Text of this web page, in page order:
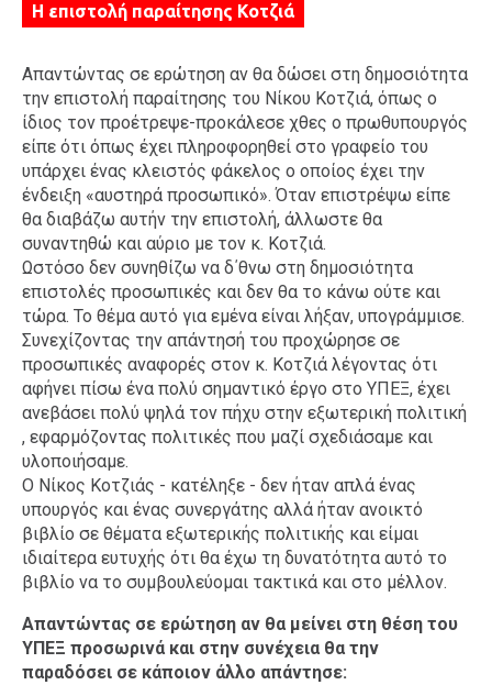
Η επιστολή παραίτησης Κοτζιά
Απαντώντας σε ερώτηση αν θα δώσει στη δημοσιότητα
την επιστολή παραίτησης του Νίκου Κοτζιά, όπως ο
ίδιος τον προέτρεψε-προκάλεσε χθες ο πρωθυπουργός
είπε ότι όπως έχει πληροφορηθεί στο γραφείο του
υπάρχει ένας κλειστός φάκελος ο οποίος έχει την
ένδειξη «αυστηρά προσωπικό». Όταν επιστρέψω είπε
θα διαβάζω αυτήν την επιστολή, άλλωστε θα
συναντηθώ και αύριο με τον κ. Κοτζιά.
Ωστόσο δεν συνηθίζω να δ΄θνω στη δημοσιότητα
επιστολές προσωπικές και δεν θα το κάνω ούτε και
τώρα. Το θέμα αυτό για εμένα είναι λήξαν, υπογράμμισε.
Συνεχίζοντας την απάντησή του προχώρησε σε
προσωπικές αναφορές στον κ. Κοτζιά λέγοντας ότι
αφήνει πίσω ένα πολύ σημαντικό έργο στο ΥΠΕΞ, έχει
ανεβάσει πολύ ψηλά τον πήχυ στην εξωτερική πολιτική
, εφαρμόζοντας πολιτικές που μαζί σχεδιάσαμε και
υλοποιήσαμε.
Ο Νίκος Κοτζιάς - κατέληξε - δεν ήταν απλά ένας
υπουργός και ένας συνεργάτης αλλά ήταν ανοικτό
βιβλίο σε θέματα εξωτερικής πολιτικής και είμαι
ιδιαίτερα ευτυχής ότι θα έχω τη δυνατότητα αυτό το
βιβλίο να το συμβουλεύομαι τακτικά και στο μέλλον.
Απαντώντας σε ερώτηση αν θα μείνει στη θέση του
ΥΠΕΞ προσωρινά και στην συνέχεια θα την
παραδόσει σε κάποιον άλλο απάντησε: